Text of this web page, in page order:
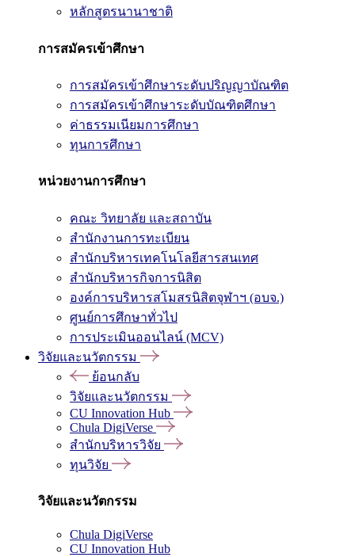
หลักสูตรนานาชาติ
การสมัครเข้าศึกษา
การสมัครเข้าศึกษาระดับปริญญาบัณฑิต
การสมัครเข้าศึกษาระดับบัณฑิตศึกษา
ค่าธรรมเนียมการศึกษา
ทุนการศึกษา
หน่วยงานการศึกษา
คณะ วิทยาลัย และสถาบัน
สำนักงานการทะเบียน
สำนักบริหารเทคโนโลยีสารสนเทศ
สำนักบริหารกิจการนิสิต
องค์การบริหารสโมสรนิสิตจุฬาฯ (อบจ.)
ศูนย์การศึกษาทั่วไป
การประเมินออนไลน์ (MCV)
วิจัยและนวัตกรรม
ย้อนกลับ
วิจัยและนวัตกรรม
CU Innovation Hub
Chula DigiVerse
สำนักบริหารวิจัย
ทุนวิจัย
วิจัยและนวัตกรรม
Chula DigiVerse
CU Innovation Hub